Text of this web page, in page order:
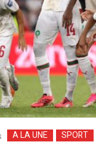
A LA UNE SPORT